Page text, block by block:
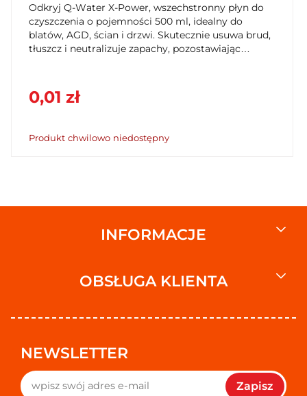
Odkryj Q-Water X-Power, wszechstronny płyn do
czyszczenia o pojemności 500 ml, idealny do
blatów, AGD, ścian i drzwi. Skutecznie usuwa brud,
tłuszcz i neutralizuje zapachy, pozostawiając
teraz w SzybkiKoszyk.pl!
0,01 zł
Produkt chwilowo niedostępny
INFORMACJE
OBSŁUGA KLIENTA
NEWSLETTER
Zapisz